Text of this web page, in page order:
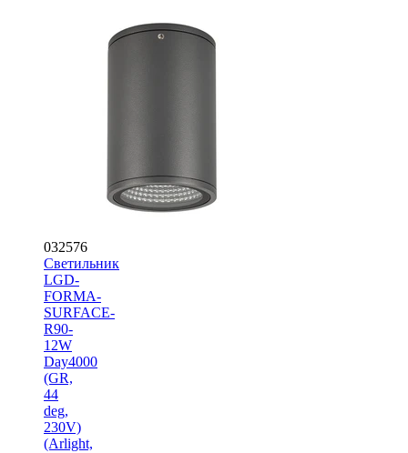
032576
Светильник
LGD-
FORMA-
SURFACE-
R90-
12W
Day4000
(GR,
44
deg,
230V)
(Arlight,